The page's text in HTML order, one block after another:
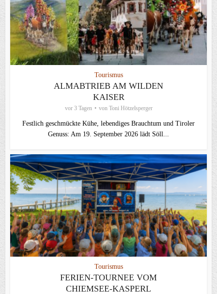
Tourismus
ALMABTRIEB AM WILDEN
KAISER
vor 3 Tagen von Toni Hötzelsperger
Festlich geschmückte Kühe, lebendiges Brauchtum und Tiroler
Genuss: Am 19. September 2026 lädt Söll...
Tourismus
FERIEN-TOURNEE VOM
CHIEMSEE-KASPERL